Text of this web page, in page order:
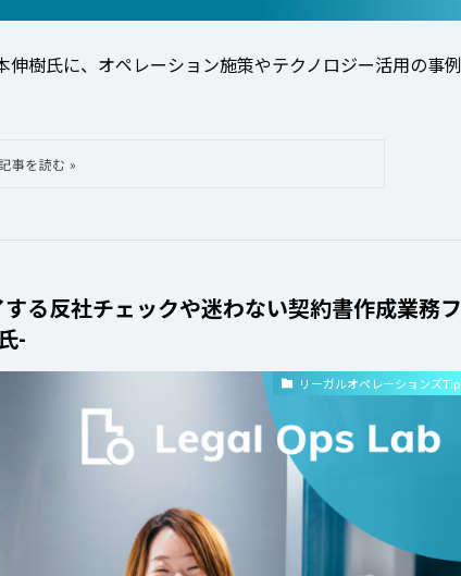
樹氏に、オペレーション施策やテクノロジー活用の事例
る反社チェックや迷わない契約書作成業務フ
-
リーガルオペレーションズ